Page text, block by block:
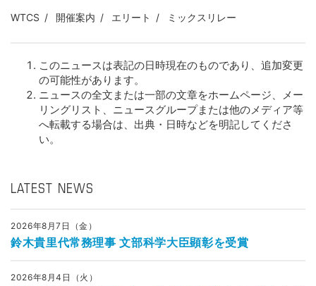
WTCS 開催案内 エリート ミックスリレー
このニュースは表記の日時現在のものであり、追加変更
の可能性があります。
ニュースの全文または一部の文章をホームページ、メー
リングリスト、ニュースグループまたは他のメディア等
へ転載する場合は、出典・日時などを明記してくださ
い。
LATEST NEWS
2026年8月7日（金）
鈴木貴里代常務理事 文部科学大臣顕彰を受賞
2026年8月4日（火）